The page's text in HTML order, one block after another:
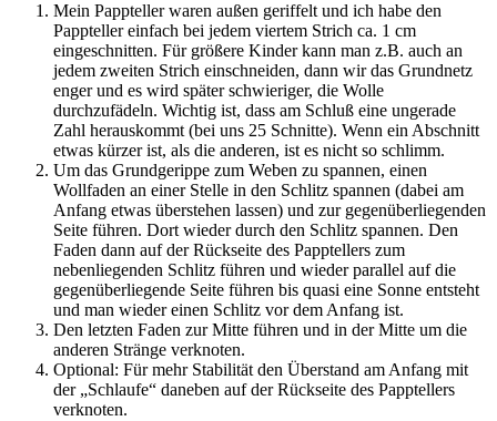
Mein Pappteller waren außen geriffelt und ich habe den
Pappteller einfach bei jedem viertem Strich ca. 1 cm
eingeschnitten. Für größere Kinder kann man z.B. auch an
jedem zweiten Strich einschneiden, dann wir das Grundnetz
enger und es wird später schwieriger, die Wolle
durchzufädeln. Wichtig ist, dass am Schluß eine ungerade
Zahl herauskommt (bei uns 25 Schnitte). Wenn ein Abschnitt
etwas kürzer ist, als die anderen, ist es nicht so schlimm.
Um das Grundgerippe zum Weben zu spannen, einen
Wollfaden an einer Stelle in den Schlitz spannen (dabei am
Anfang etwas überstehen lassen) und zur gegenüberliegenden
Seite führen. Dort wieder durch den Schlitz spannen. Den
Faden dann auf der Rückseite des Papptellers zum
nebenliegenden Schlitz führen und wieder parallel auf die
gegenüberliegende Seite führen bis quasi eine Sonne entsteht
und man wieder einen Schlitz vor dem Anfang ist.
Den letzten Faden zur Mitte führen und in der Mitte um die
anderen Stränge verknoten.
Optional: Für mehr Stabilität den Überstand am Anfang mit
der „Schlaufe“ daneben auf der Rückseite des Papptellers
verknoten.